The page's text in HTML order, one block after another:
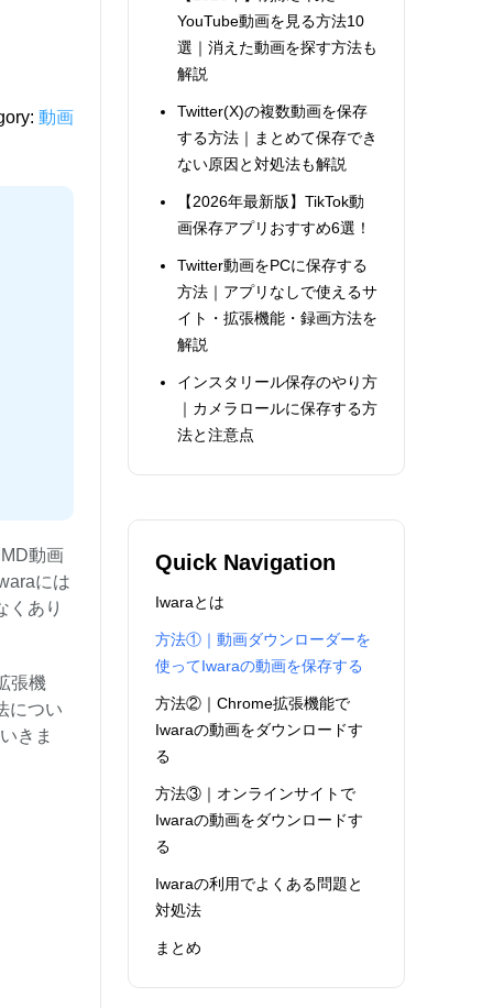
動画
動画
には
くあり
張機
につい
きま
YouTube動画を見る方法10
選｜消えた動画を探す方法も
解説
Twitter(X)の複数動画を保存
する方法｜まとめて保存でき
ない原因と対処法も解説
【2026年最新版】TikTok動
画保存アプリおすすめ6選！
Twitter動画をPCに保存する
方法｜アプリなしで使えるサ
イト・拡張機能・録画方法を
解説
インスタリール保存のやり方
｜カメラロールに保存する方
法と注意点
Quick Navigation
Iwaraとは
方法①｜動画ダウンローダーを
使ってIwaraの動画を保存する
方法②｜Chrome拡張機能で
Iwaraの動画をダウンロードす
る
方法③｜オンラインサイトで
Iwaraの動画をダウンロードす
る
Iwaraの利用でよくある問題と
対処法
まとめ